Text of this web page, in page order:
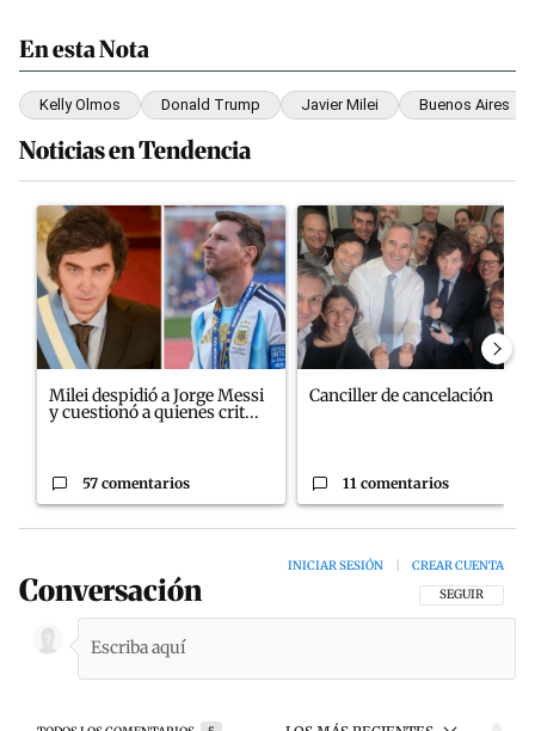
En esta Nota
Kelly Olmos Donald Trump Javier Milei Buenos Aires
Noticias en Tendencia
Este listado muestra los artículos con más comentarios en los
Un artículo de tendencia con el título "Milei despidió a Jorge
Milei despidió a Jorge Messi
y cuestionó a quienes crit...
57 comentarios
Un artículo de tendencia con
Canciller de cancelación
11 comentarios
Conversación SIGA ESTA
SEGUIR
INICIAR SESIÓN CREAR CUENTA